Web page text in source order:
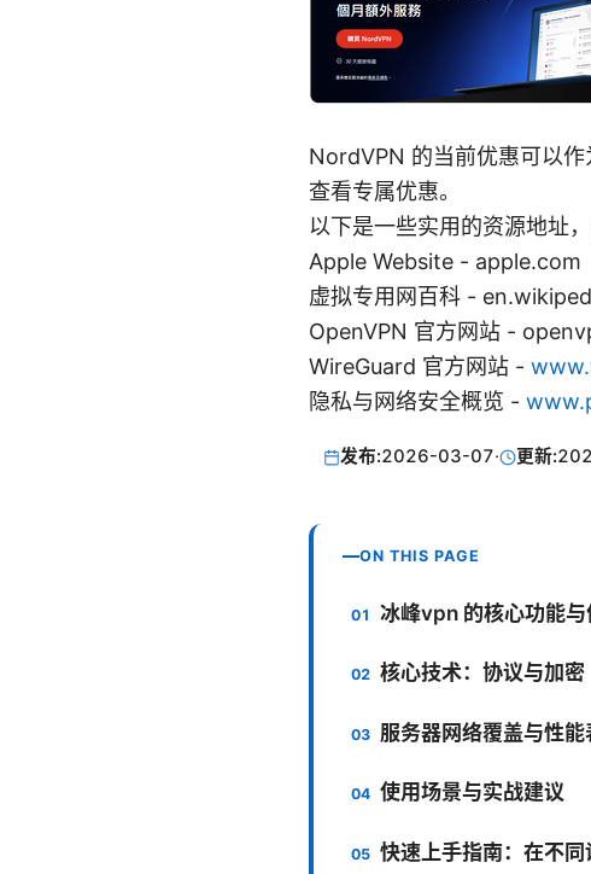
NordVPN 的当前优惠可以
查看专属优惠。
以下是一些实用的资源地址
Apple Website - apple.com
虚拟专用网百科 -
OpenVPN 官方网站 -
WireGuard 官方网站 -
隐私与网络安全概览 -
发布:2026-03-07· 更新:
ON THIS PAGE
冰峰vpn 的核心功能与
核心技术：协议与加密
服务器网络覆盖与性能
使用场景与实战建议
快速上手指南：在不